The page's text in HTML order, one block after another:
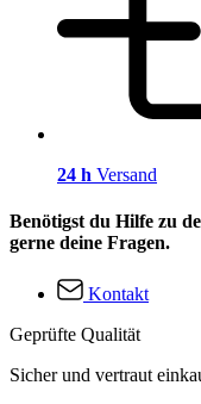
24 h Versand
Benötigst du Hilfe zu
gerne deine Fragen.
Kontakt
Geprüfte Qualität
Sicher und vertraut